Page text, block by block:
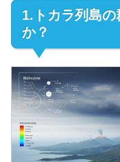
1.トカラ列島
か？